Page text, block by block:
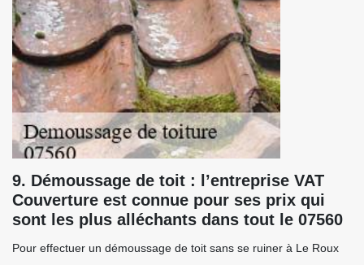
9. Démoussage de toit : l’entreprise VAT
Couverture est connue pour ses prix qui
sont les plus alléchants dans tout le 07560
Pour effectuer un démoussage de toit sans se ruiner à Le Roux